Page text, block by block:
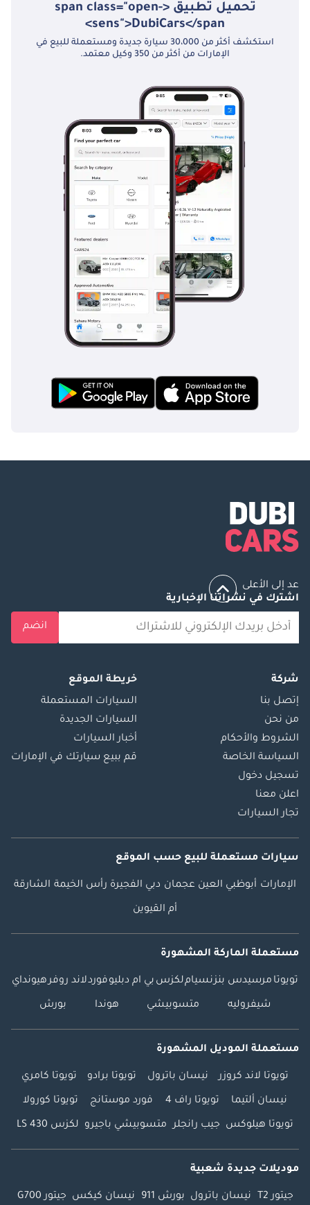
تحميل تطبيق <span class="open-
sens">DubiCars</span>
استكشف أكثر من 30،000 سيارة جديدة ومستعملة للبيع في
الإمارات من أكثر من 350 وكيل معتمد.
عد إلى الأعلى
اشترك في نشراتنا الإخبارية
انضم
شركة
إتصل بنا
من نحن
الشروط والأحكام
السياسة الخاصة
تسجيل دخول
اعلن معنا
تجار السيارات
خريطة الموقع
السيارات المستعملة
السيارات الجديدة
أخبار السيارات
قم ببيع سيارتك في الإمارات
سيارات مستعملة للبيع حسب الموقع
الإمارات أبوظبي العين عجمان دبي الفجيرة رأس الخيمة الشارقة
أم القيوين
مستعملة الماركة المشهورة
تويوتا مرسيدس بنزنسياملكزس بي ام دبليوفوردلاند روفرهيونداي
شيفروليه متسوبيشي هوندا بورش
مستعملة الموديل المشهورة
تويوتا لاند كروزر نيسان باترول تويوتا برادو تويوتا كامري
نيسان ألتيما تويوتا راف 4 فورد موستانج تويوتا كورولا
تويوتا هيلوكس جيب رانجلر متسوبيشي باجيرو لكزس LS 430
موديلات جديدة شعبية
جيتور T2 نيسان باترول بورش 911 نيسان كيكس جيتور G700